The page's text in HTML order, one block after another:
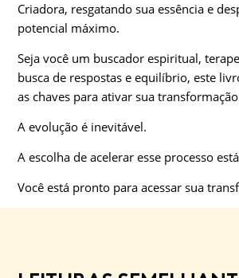
Criadora, resgatando sua essência e
potencial máximo.
Seja você um buscador espiritual,
busca de respostas e equilíbrio, este
as chaves para ativar sua
A evolução é inevitável.
A escolha de acelerar esse processo
Você está pronto para acessar sua